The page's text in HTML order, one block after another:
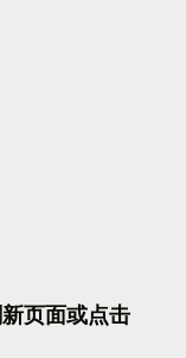
新页面或点击